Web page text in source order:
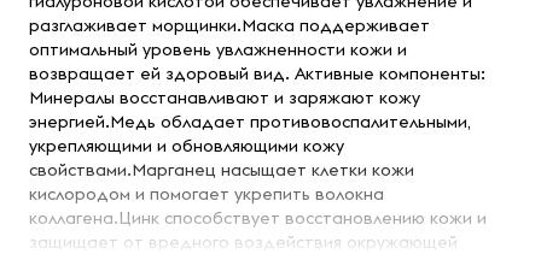
разглаживает морщинки.Маска поддерживает
оптимальный уровень увлажненности кожи и
возвращает ей здоровый вид. Активные компоненты:
Минералы восстанавливают и заряжают кожу
энергией.Медь обладает противовоспалительными,
укрепляющими и обновляющими кожу
свойствами.Марганец насыщает клетки кожи
кислородом и помогает укрепить волокна
коллагена.Цинк способствует восстановлению кожи и
защищает от вредного воздействия окружающей